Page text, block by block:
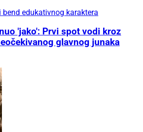
edukativnog karaktera
'jako': Prvi spot vodi kroz
glavnog junaka